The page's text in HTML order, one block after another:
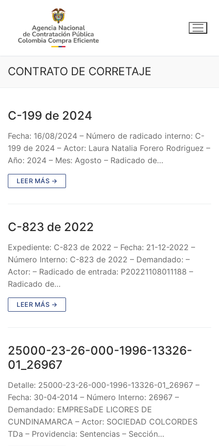
contenido
CONTRATO DE CORRETAJE
C-199 de 2024
Fecha: 16/08/2024 – Número de radicado interno: C-
199 de 2024 – Actor: Laura Natalia Forero Rodriguez –
Año: 2024 – Mes: Agosto – Radicado de…
LEER MÁS →
C-823 de 2022
Expediente: C-823 de 2022 – Fecha: 21-12-2022 –
Número Interno: C-823 de 2022 – Demandado: –
Actor: – Radicado de entrada: P20221108011188 –
Radicado de…
LEER MÁS →
25000-23-26-000-1996-13326-
01_26967
Detalle: 25000-23-26-000-1996-13326-01_26967 –
Fecha: 30-04-2014 – Número Interno: 26967 –
Demandado: EMPRESaDE LICORES DE
CUNDINAMARCA – Actor: SOCIEDAD COLCORDES
TDa – Providencia: Sentencias – Sección…